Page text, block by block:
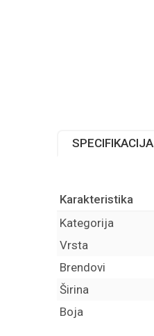
SPECIFIKACIJA
Karakteristika
Kategorija
Vrsta
Brendovi
Širina
Boja